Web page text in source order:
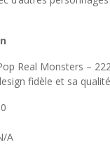
Real Monsters –
fidèle et sa
A